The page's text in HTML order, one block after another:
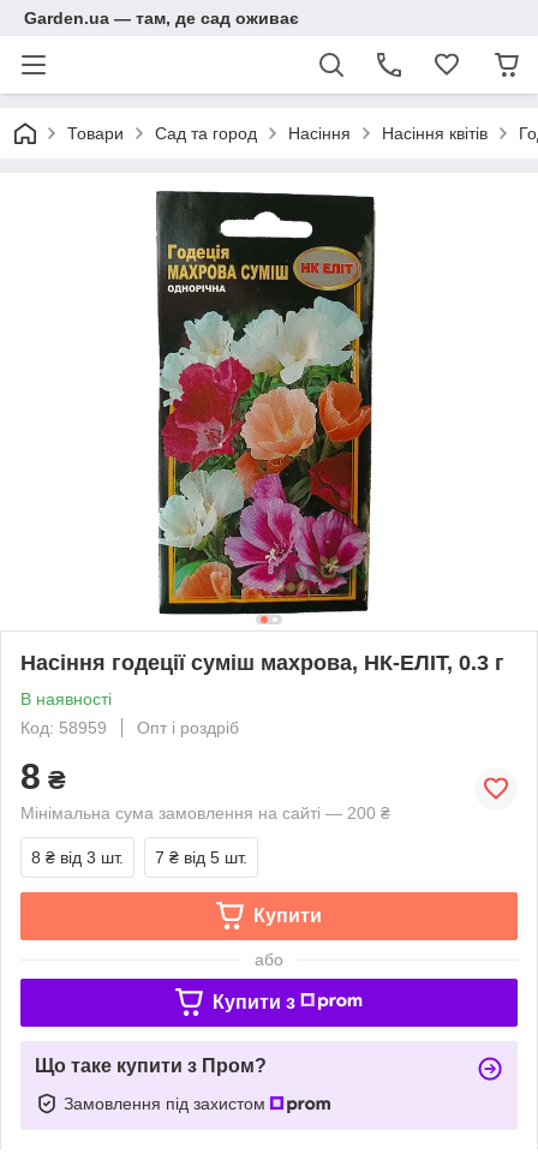
Garden.ua — там, де сад оживає
Товари Сад та город Насіння Насіння квітів
Насіння годеції суміш махрова, НК-ЕЛІТ, 0.3 г
В наявності
Код: 58959
Опт і роздріб
8 ₴
Мінімальна сума замовлення на сайті — 200 ₴
8 ₴ від 3 шт. 7 ₴ від 5 шт.
Купити
або
Купити з
Що таке купити з Пром?
Замовлення під захистом